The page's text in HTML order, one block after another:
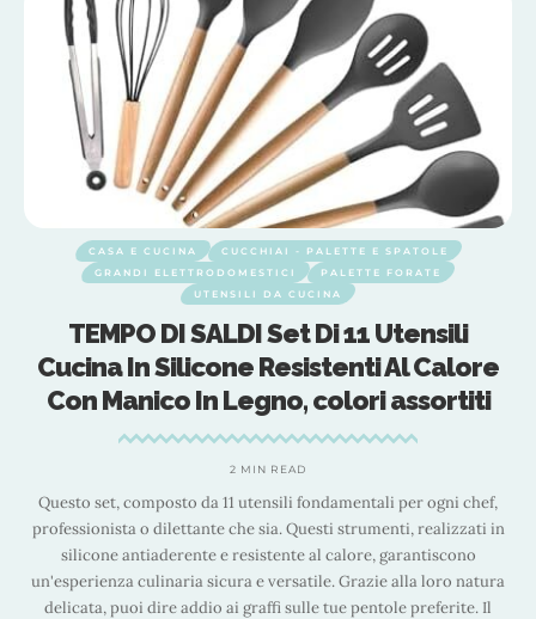
CUCCHIAI - PALETTE E SPATOLE
PALETTE FORATE
SALDI Set Di 11 Utensili
Resistenti Al Calore
In Legno, colori assortiti
da 11 utensili fondamentali per ogni chef,
che sia. Questi strumenti, realizzati in
e resistente al calore, garantiscono
sicura e versatile. Grazie alla loro natura
addio ai graffi sulle tue pentole preferite. Il
CASA E CUCINA
GRANDI
Utensili
Utensili da
Acciaio Inox
Certificato
Descrizione prodotto